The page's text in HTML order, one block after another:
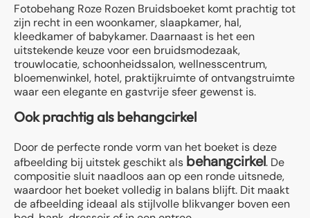
Fotobehang Roze Rozen Bruidsboeket komt prachtig tot
zijn recht in een woonkamer, slaapkamer, hal,
kleedkamer of babykamer. Daarnaast is het een
uitstekende keuze voor een bruidsmodezaak,
trouwlocatie, schoonheidssalon, wellnesscentrum,
bloemenwinkel, hotel, praktijkruimte of ontvangstruimte
waar een elegante en gastvrije sfeer gewenst is.
Ook prachtig als behangcirkel
Door de perfecte ronde vorm van het boeket is deze
afbeelding bij uitstek geschikt als behangcirkel. De
compositie sluit naadloos aan op een ronde uitsnede,
waardoor het boeket volledig in balans blijft. Dit maakt
de afbeelding ideaal als stijlvolle blikvanger boven een